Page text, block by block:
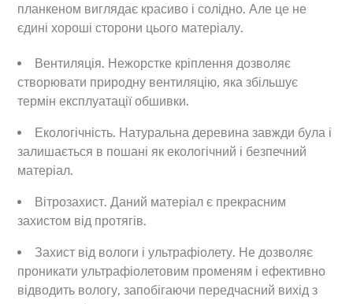
планкеном виглядає красиво і солідно. Але це не
єдині хороші сторони цього матеріалу.
Вентиляція. Нежорстке кріплення дозволяє
створювати природну вентиляцію, яка збільшує
термін експлуатації обшивки.
Екологічність. Натуральна деревина завжди була і
залишається в пошані як екологічний і безпечний
матеріал.
Вітрозахист. Даний матеріал є прекрасним
захистом від протягів.
Захист від вологи і ультрафіолету. Не дозволяє
проникати ультрафіолетовим променям і ефективно
відводить вологу, запобігаючи передчасний вихід з